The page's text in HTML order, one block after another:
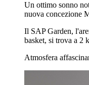
Un ottimo sonno
nuova concezione
Il SAP Garden,
basket, si trova a 2
Atmosfera